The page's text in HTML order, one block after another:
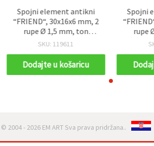
Spojni element antikni
“FRIEND“, 30x16x6 mm, 2
rupe Ø 1,5 mm, ton
antikne bronze - 50 g (~25
SKU: 119611
Dodajte u košaricu
Spojni
rupe
antikne
© 2004 - 2026 EM ART Sva prava pridržana..